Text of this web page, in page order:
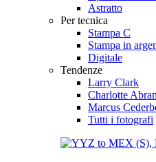
Astratto
Per tecnica
Stampa C
Stampa in
Digitale
Tendenze
Larry Clark
Charlotte
Marcus
Tutti i fotografi